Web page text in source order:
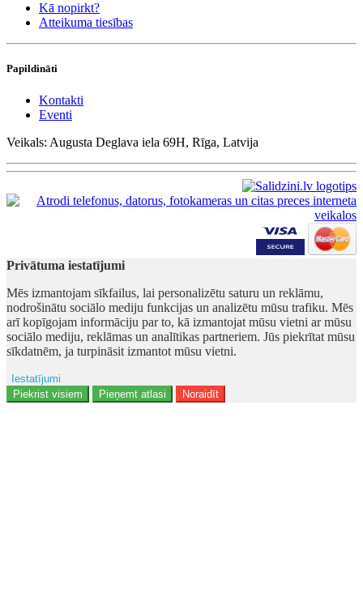
Kā nopirkt?
Atteikuma tiesības
Papildināti
Kontakti
Eventi
Veikals: Augusta Deglava iela 69H, Rīga, Latvija
Privātuma iestatījumi
Mēs izmantojam sīkfailus, lai personalizētu saturu un reklāmu,
nodrošinātu sociālo mediju funkcijas un analizētu mūsu trafiku. Mēs
arī kopīgojam informāciju par to, kā izmantojat mūsu vietni ar mūsu
sociālo mediju, reklāmas un analītikas partneriem. Jūs piekrītat mūsu
sīkdatnēm, ja turpināsit izmantot mūsu vietni.
Iestatījumi
Ad storage
Piekrist visiem Pieņemt atlasi Noraidīt